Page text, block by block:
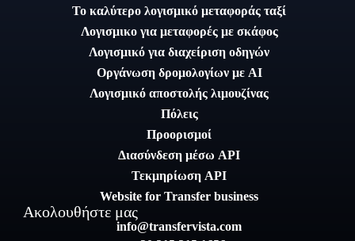
Το καλύτερο λογισμικό μεταφοράς ταξί
Λογισμικο για μεταφορές με σκάφος
Λογισμικό για διαχείριση οδηγών
Οργάνωση δρομολογίων με AI
Λογισμικό αποστολής λιμουζίνας
Πόλεις
Προορισμοί
Διασύνδεση μέσω API
Τεκμηρίωση API
Website for Transfer business
Ακολουθήστε μας
info@transfervista.com